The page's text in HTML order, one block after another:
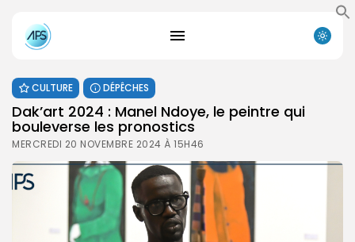
CULTURE DÉPÊCHES
Dak’art 2024 : Manel Ndoye, le peintre qui
bouleverse les pronostics
MERCREDI 20 NOVEMBRE 2024 À 15H46